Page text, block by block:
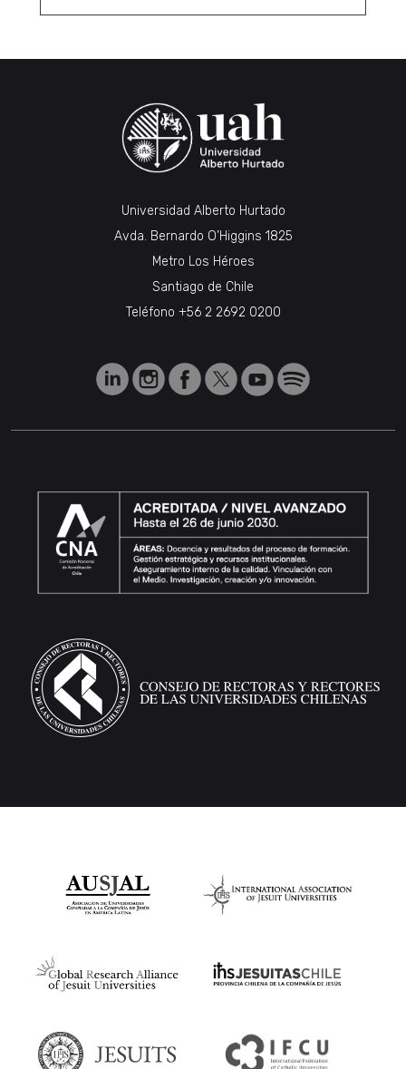
Universidad Alberto Hurtado
Avda. Bernardo O’Higgins 1825
Metro Los Héroes
Santiago de Chile
Teléfono +56 2 2692 0200